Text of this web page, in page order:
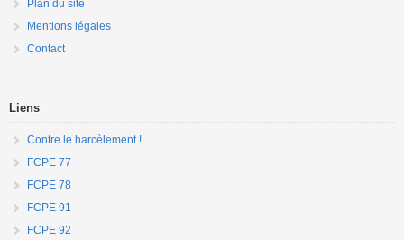
Plan du site
Mentions légales
Contact
Liens
Contre le harcèlement !
FCPE 77
FCPE 78
FCPE 91
FCPE 92